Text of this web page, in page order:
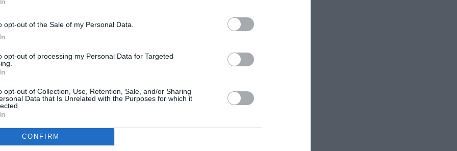
opt-out of the Sale of my Personal Data.
opt-out of processing my Personal Data for Targeted
opt-out of Collection, Use, Retention, Sale, and/or Sharing
Data that Is Unrelated with the Purposes for which it
CONFIRM
για αυτά, ο Γκριν μέσα στην καταχνιά και τα σβησμένα φώτα
αυτούς που δεν καταλαβαίνουν. Εξάλλου όπως λέει και ο ίδιος ο
Ακόμα και σε χαλεπούς καιρούς εκείνος αν και
του μίλησε δυνατά και η φωνή του αναδύθηκε μεγαλειωδώς
το άπιαστο, το οποίο, στην πραγματικότητα είναι τόσο χειροπιαστό
τις εκδόσεις Κίχλη. Διαβάστε πληροφορίες για το βιβλιο,
πρώτοι όλες τις ειδήσεις